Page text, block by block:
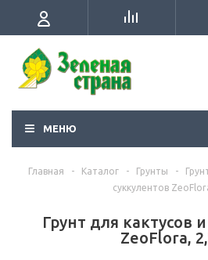
МЕНЮ
Главная - Каталог - Грунты -
суккулентов
Грунт для кактусов
ZeoFlora,